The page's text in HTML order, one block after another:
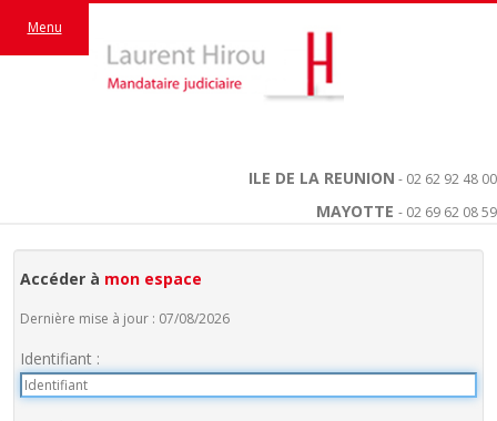
ILE DE LA REUNION - 02 62 92 48 00
MAYOTTE - 02 69 62 08 59
Menu
Accéder à mon espace
Dernière mise à jour : 07/08/2026
Identifiant :